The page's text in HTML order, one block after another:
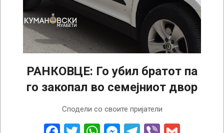
РАНКОВЦЕ: Го убил братот па
го закопал во семејниот двор
Сподели со своите пријатели